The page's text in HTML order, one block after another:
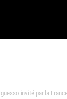
invité par la